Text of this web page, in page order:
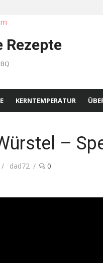
Rezepte
KERNTEMPERATUR
–
Author
dad72 0